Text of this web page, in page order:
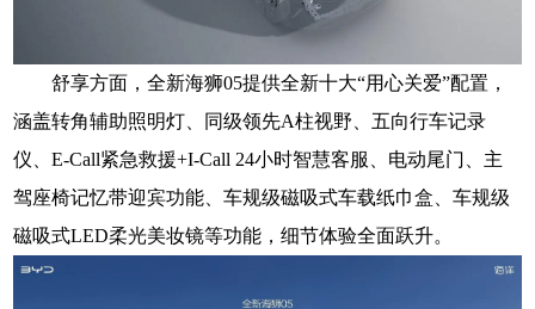
舒享方面，全新海狮05提供全新十大“用心关爱”配置，
涵盖转角辅助照明灯、同级领先A柱视野、五向行车记录
仪、E-Call紧急救援+I-Call 24小时智慧客服、电动尾门、主
驾座椅记忆带迎宾功能、车规级磁吸式车载纸巾盒、车规级
磁吸式LED柔光美妆镜等功能，细节体验全面跃升。